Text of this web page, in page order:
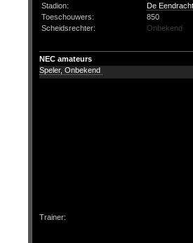
Stadion:
De Eendracht
Toeschouwers:
850
Scheidsrechter:
Onbekend
NEC amateurs
Speler, Onbekend
Trainer: